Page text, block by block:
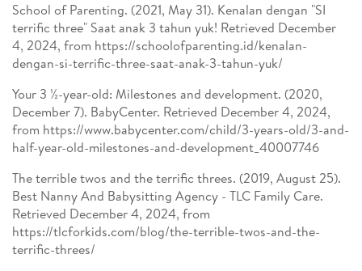
School of Parenting. (2021, May 31). Kenalan dengan "SI
terrific three" Saat anak 3 tahun yuk! Retrieved December
4, 2024, from https://schoolofparenting.id/kenalan-
dengan-si-terrific-three-saat-anak-3-tahun-yuk/
Your 3 ½-year-old: Milestones and development. (2020,
December 7). BabyCenter. Retrieved December 4, 2024,
from https://www.babycenter.com/child/3-years-old/3-and-
half-year-old-milestones-and-development_40007746
The terrible twos and the terrific threes. (2019, August 25).
Best Nanny And Babysitting Agency - TLC Family Care.
Retrieved December 4, 2024, from
https://tlcforkids.com/blog/the-terrible-twos-and-the-
terrific-threes/